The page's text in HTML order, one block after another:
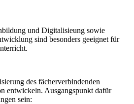
und Digitalisieung sowie
sind besonders geeignet für
des fächerverbindenden
entwickeln. Ausgangspunkt dafür
sein: